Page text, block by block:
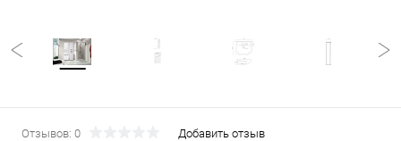
Отзывов: 0 Добавить отзыв